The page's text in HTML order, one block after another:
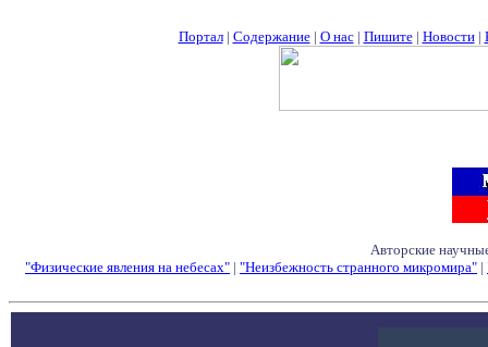
Портал| Содержание| О нас| Пишите| Новости|
Авторские
"Физические явления на небесах" | "Неизбежность странного микромира" |